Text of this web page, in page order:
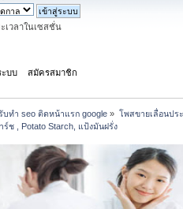
เวลาในเซสชั่น
ะบบ สมัครสมาชิก
บทำ seo ติดหน้าแรก google » โพสขายเลื่อนปร
ช , Potato Starch, แป้งมันฝรั่ง